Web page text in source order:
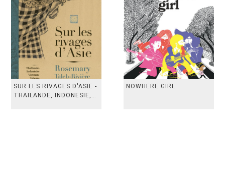
SUR LES RIVAGES D'ASIE -
THAILANDE, INDONESIE,
NOWHERE GIRL